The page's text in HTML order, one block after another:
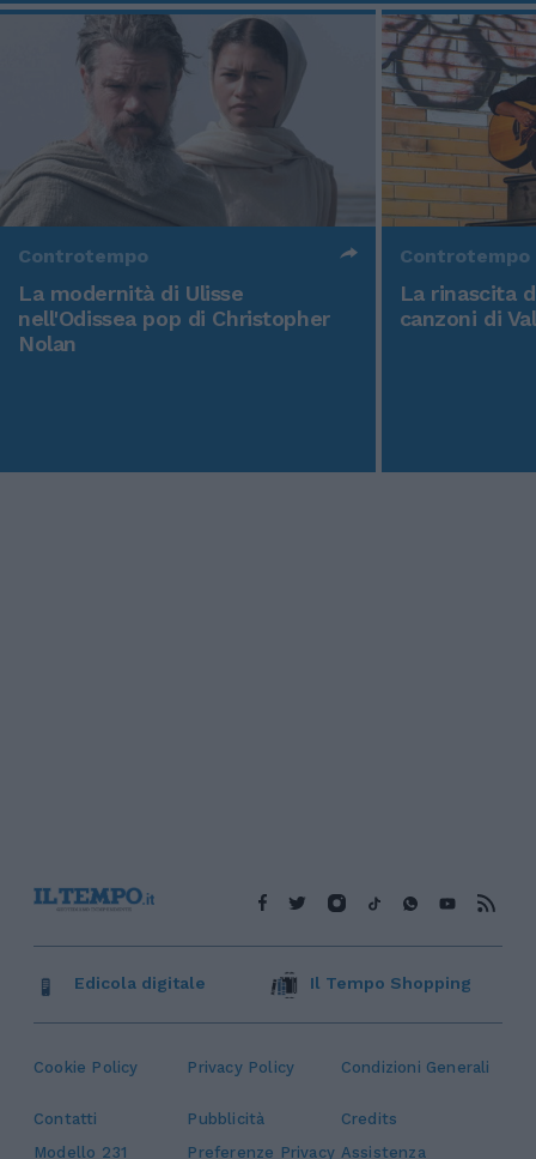
Controtempo
La modernità di Ulisse
nell'Odissea pop di Christopher
Nolan
Controtempo
La rinascita
canzoni di
Cookie Policy Privacy Policy Condizioni Generali
Contatti Pubblicità
Credits
Modello 231
Preferenze Privacy Assistenza
Edicola digitale Il Tempo Shopping